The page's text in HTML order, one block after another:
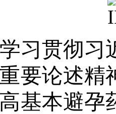
习贯彻习
要论述精
基本避孕